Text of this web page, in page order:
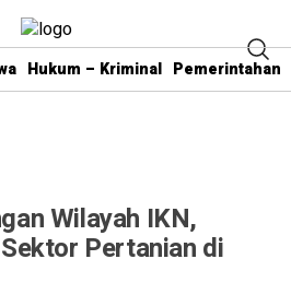
Hukum – Kriminal Pemerintahan
Wilayah IKN,
Pertanian di